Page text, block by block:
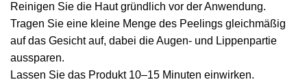
Reinigen Sie die Haut gründlich vor der Anwendung.
Tragen Sie eine kleine Menge des Peelings gleichmäßig
auf das Gesicht auf, dabei die Augen- und Lippenpartie
aussparen.
Lassen Sie das Produkt 10–15 Minuten einwirken.